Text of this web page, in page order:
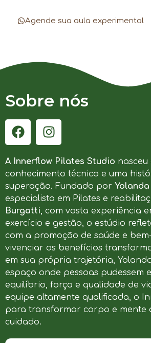
Agende sua aula experimental
Sobre nós
A Innerflow Pilates Studio
conhecimento técnico e uma
superação. Fundado por
especialista em Pilates e
Burgatti, com vasta experiência
exercício e gestão, o estúdio
com a promoção de saúde e
vivenciar os benefícios
em sua própria trajetória,
espaço onde pessoas pudessem
equilíbrio, força e qualidade de
equipe altamente qualificada, o
para transformar corpo e mente
cuidado.